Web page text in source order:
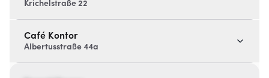
Krichelstraße 22
Café Kontor
Albertusstraße 44a